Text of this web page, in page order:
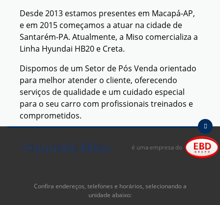
Desde 2013 estamos presentes em Macapá-AP,
e em 2015 começamos a atuar na cidade de
Santarém-PA. Atualmente, a Miso comercializa a
Linha Hyundai HB20 e Creta.
Dispomos de um Setor de Pós Venda orientado
para melhor atender o cliente, oferecendo
serviços de qualidade e um cuidado especial
para o seu carro com profissionais treinados e
comprometidos.
forte por um Hyundai!
é uma empresa do
Confira endereços, telefones e horários, selecionando a
unidade abaixo: